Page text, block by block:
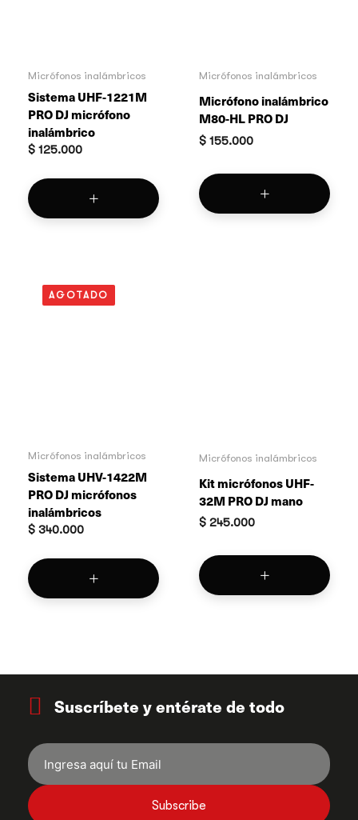
Micrófonos inalámbricos
Sistema UHF-1221M
PRO DJ micrófono
inalámbrico
$ 125.000
Micrófonos inalámbricos
Micrófono inalámbrico
M80-HL PRO DJ
$ 155.000
AGOTADO
Micrófonos inalámbricos
Sistema UHV-1422M
PRO DJ micrófonos
inalámbricos
$ 340.000
Micrófonos inalámbricos
Kit micrófonos UHF-
32M PRO DJ mano
$ 245.000
Suscríbete y entérate de todo
Subscribe